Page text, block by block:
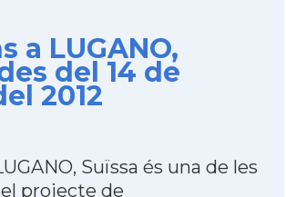
a LUGANO,
del 14 de
2012
Suïssa és una de les
projecte de